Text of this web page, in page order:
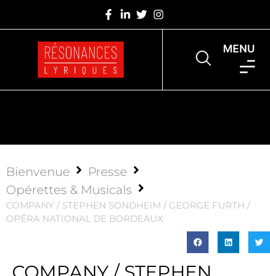
MENU
Bienvenue
Presse
Opérettes & Musicals
COMPANY / STEPHEN SONDHEIM / GEORGE FURTH /
OPÉRA NATIONAL DE BORDEAUX